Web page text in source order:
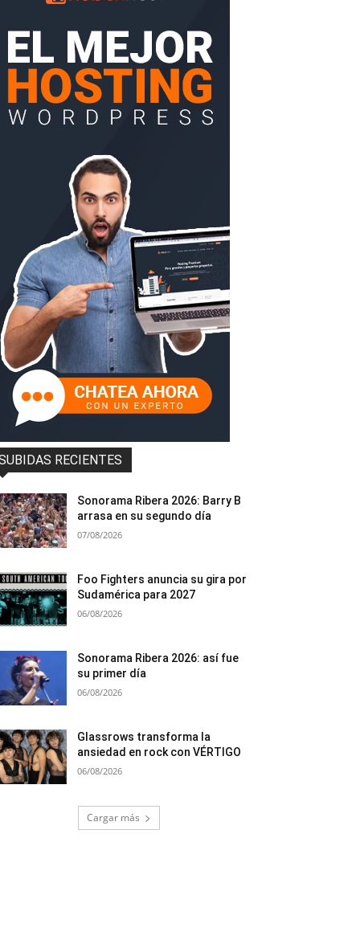
RECIENTES
Sonorama Ribera 2026: Barry B
arrasa en su segundo día
07/08/2026
Foo Fighters anuncia su gira por
Sudamérica para 2027
06/08/2026
Sonorama Ribera 2026: así fue
su primer día
06/08/2026
Glassrows transforma la
ansiedad en rock con VÉRTIGO
06/08/2026
Cargar más